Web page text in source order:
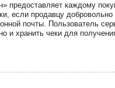
предоставляет каждому
если продавцу
почты. Пользователь
и хранить чеки для